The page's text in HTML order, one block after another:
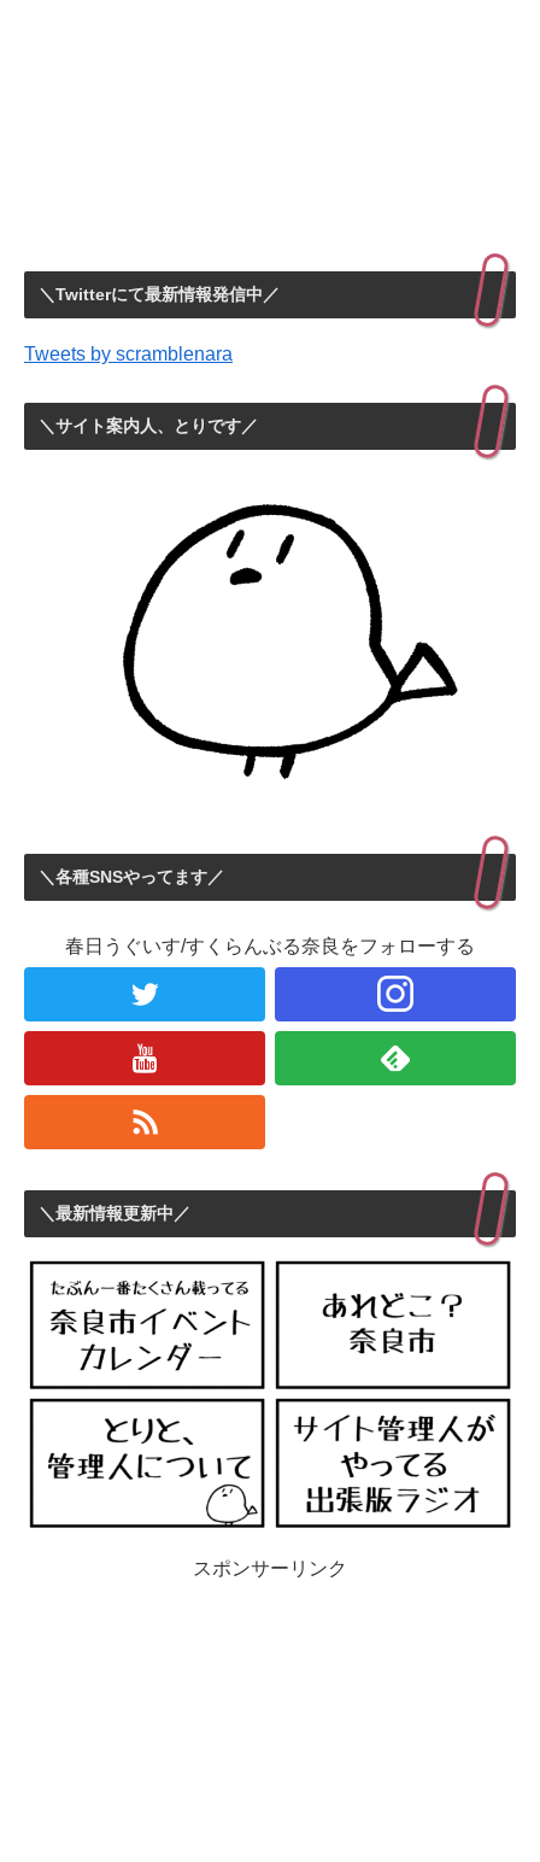
＼Twitterにて最新情報発信中／
Tweets by scramblenara
＼サイト案内人、とりです／
＼各種SNSやってます／
春日うぐいす/すくらんぶる奈良をフォローする
＼最新情報更新中／
スポンサーリンク